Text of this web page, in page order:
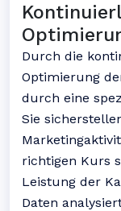
Durch die
Optimierung
durch eine
Sie
richtigen Kurs
Leistung der
Daten